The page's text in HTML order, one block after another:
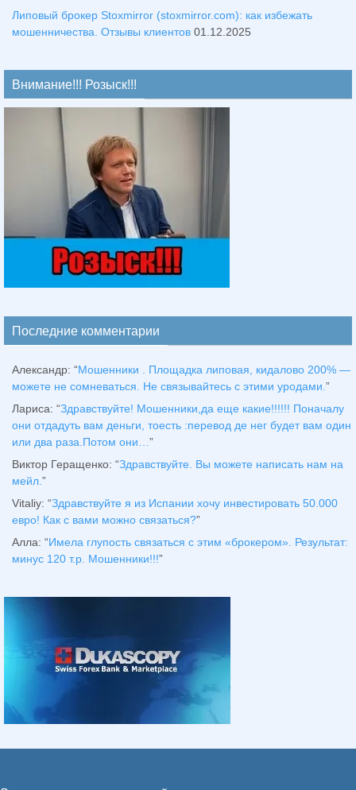
Липовый брокер Stoxmirror (stoxmirror.com): как избежать
мошенничества. Отзывы клиентов 01.12.2025
Внимание!!! Розыск!!!
Последние комментарии
Александр: “Мошенники . Площадка липовая, кидалово 200% —
можете не сомневаться. Не связывайтесь с этими уродами. ”
Лариса: “Здравствуйтe! Мошенники,да еще какие!!!!!! Поначалу
они отдадуть вам деньги, тоесть :перевод де нег будет вам один
или два раза.Потом они… ”
Виктор Геращенко: “Здравствуйте. Вы можете написать нам на
мейл. ”
Vitaliy: “Здравствуйте я из Испании хочу инвестировать 50.000
евро! Как с вами можно связаться?”
Алла: “Имела глупость связаться с этим «брокером». Результат:
минус 120 т.р. Мошенники!!!”